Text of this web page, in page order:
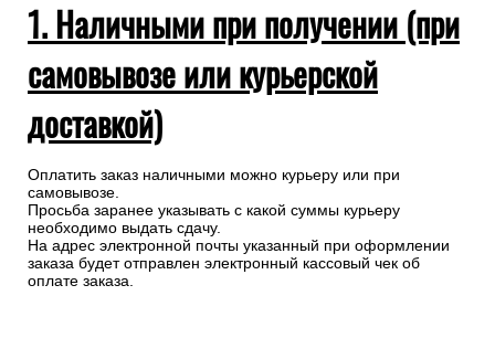
1. Наличными при получении (при
самовывозе или курьерской
доставкой)
Оплатить заказ наличными можно курьеру или при
самовывозе.
Просьба заранее указывать с какой суммы курьеру
необходимо выдать сдачу.
На адрес электронной почты указанный при оформлении
заказа будет отправлен электронный кассовый чек об
оплате заказа.